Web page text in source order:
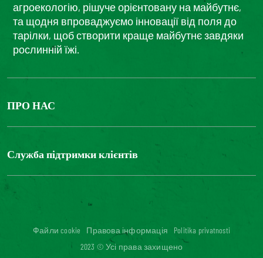
агроекологію, рішуче орієнтовану на майбутнє,
та щодня впроваджуємо інновації від поля до
тарілки, щоб створити краще майбутнє завдяки
рослинній їжі.
ПРО НАС
The Bonduelle group
Служба підтримки клієнтів
Зв'яжіться з нами
Цифрова доступність: невідповідність
Файли cookie Правова інформація
Politika privatnosti
2023 © Усі права захищено